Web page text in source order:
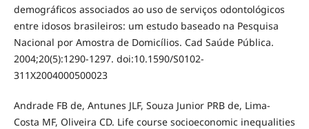
demográficos associados ao uso de serviços odontológicos
entre idosos brasileiros: um estudo baseado na Pesquisa
Nacional por Amostra de Domicílios. Cad Saúde Pública.
2004;20(5):1290-1297. doi:10.1590/S0102-
311X2004000500023
Andrade FB de, Antunes JLF, Souza Junior PRB de, Lima-
Costa MF, Oliveira CD. Life course socioeconomic inequalities